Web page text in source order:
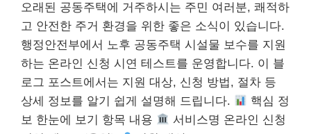
오래된 공동주택에 거주하시는 주민 여러분, 쾌적하
고 안전한 주거 환경을 위한 좋은 소식이 있습니다.
행정안전부에서 노후 공동주택 시설물 보수를 지원
하는 온라인 신청 시연 테스트를 운영합니다. 이 블
로그 포스트에서는 지원 대상, 신청 방법, 절차 등
상세 정보를 알기 쉽게 설명해 드립니다.
핵심 정
보 한눈에 보기 항목 내용
서비스명 온라인 신청